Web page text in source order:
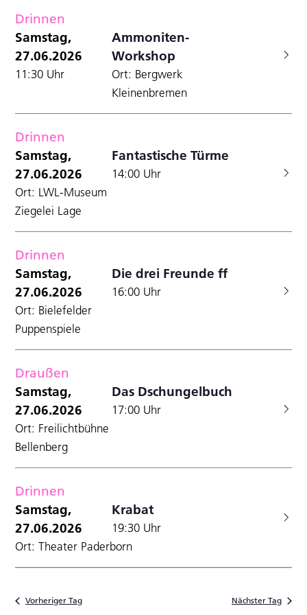
Drinnen
Samstag,
27.06.2026
Ammoniten-
Workshop
11:30 Uhr
Ort: Bergwerk
Kleinenbremen
Drinnen
Samstag,
27.06.2026
Fantastische Türme
14:00 Uhr
Ort: LWL-Museum
Ziegelei Lage
Drinnen
Samstag,
27.06.2026
Die drei Freunde ff
16:00 Uhr
Ort: Bielefelder
Puppenspiele
Draußen
Samstag,
27.06.2026
Das Dschungelbuch
17:00 Uhr
Ort: Freilichtbühne
Bellenberg
Drinnen
Samstag,
27.06.2026
Krabat
19:30 Uhr
Ort: Theater Paderborn
Vorheriger Tag Nächster Tag